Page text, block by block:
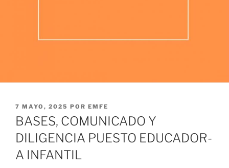
PUBLICADO
EL
7 MAYO, 2025 POR EMFE
BASES, COMUNICADO Y
DILIGENCIA PUESTO EDUCADOR-
A INFANTIL